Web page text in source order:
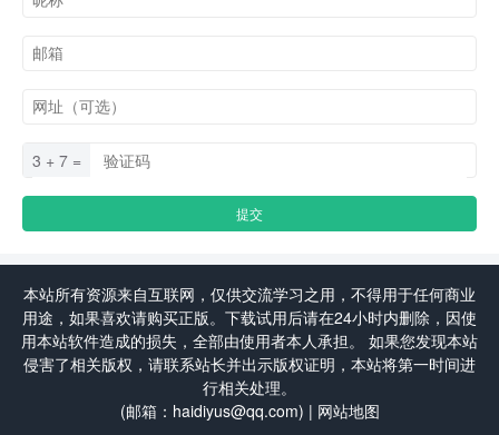
3 + 7 =
本站所有资源来自互联网，仅供交流学习之用，不得用于任何商业
用途，如果喜欢请购买正版。下载试用后请在24小时内删除，因使
用本站软件造成的损失，全部由使用者本人承担。 如果您发现本站
侵害了相关版权，请联系站长并出示版权证明，本站将第一时间进
行相关处理。
(邮箱：haidiyus@qq.com) | 网站地图